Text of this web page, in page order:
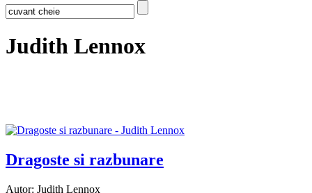
Judith Lennox
Dragoste si razbunare
Autor: Judith Lennox